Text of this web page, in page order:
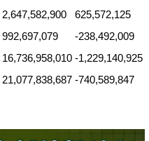
2,647,582,900
625,572,125
992,697,079
-238,492,009
16,736,958,010 -1,229,140,925
21,077,838,687 -740,589,847